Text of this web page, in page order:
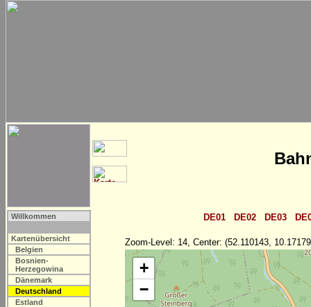
Willkommen
Kartenübersicht
Belgien
Bosnien-
Herzegowina
Dänemark
Deutschland
Estland
DE01 DE02 DE03
Zoom-Level: 14, Center: (52.110143,
+
−